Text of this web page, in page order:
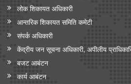
लोक शिकायत अधिकारी
आन्‍तरिक शिकायत समिति कमेटी
संपर्क अधिकारी
केंद्रीय जन सूचना अधिकारी, अपीलीय
बजट आबंटन
कार्य आबंटन